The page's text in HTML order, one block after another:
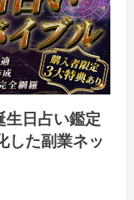
生日占い鑑定
した副業ネッ